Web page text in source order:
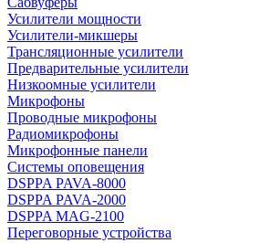
Усилители мощности
Усилители-микшеры
Трансляционные усилители
Предварительные усилители
Низкоомные усилители
Микрофоны
Проводные микрофоны
Радиомикрофоны
Микрофонные панели
Системы оповещения
DSPPA PAVA-8000
DSPPA PAVA-2000
DSPPA MAG-2100
Переговорные устройства